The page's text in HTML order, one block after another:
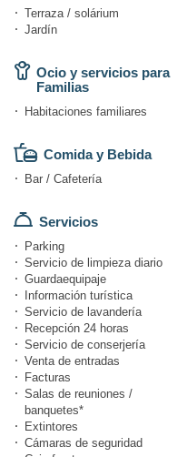
Terraza / solárium
Jardín
Ocio y servicios para
Familias
Habitaciones familiares
Comida y Bebida
Bar / Cafetería
Servicios
Parking
Servicio de limpieza diario
Guardaequipaje
Información turística
Servicio de lavandería
Recepción 24 horas
Servicio de conserjería
Venta de entradas
Facturas
Salas de reuniones /
banquetes*
Extintores
Cámaras de seguridad